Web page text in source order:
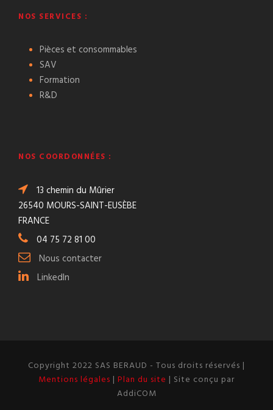
NOS SERVICES :
Pièces et consommables
SAV
Formation
R&D
NOS COORDONNÉES :
13 chemin du Mûrier
26540 MOURS-SAINT-EUSÈBE
FRANCE
04 75 72 81 00
Nous contacter
LinkedIn
Copyright 2022 SAS BERAUD - Tous droits réservés |
Mentions légales | Plan du site | Site conçu par
AddiCOM